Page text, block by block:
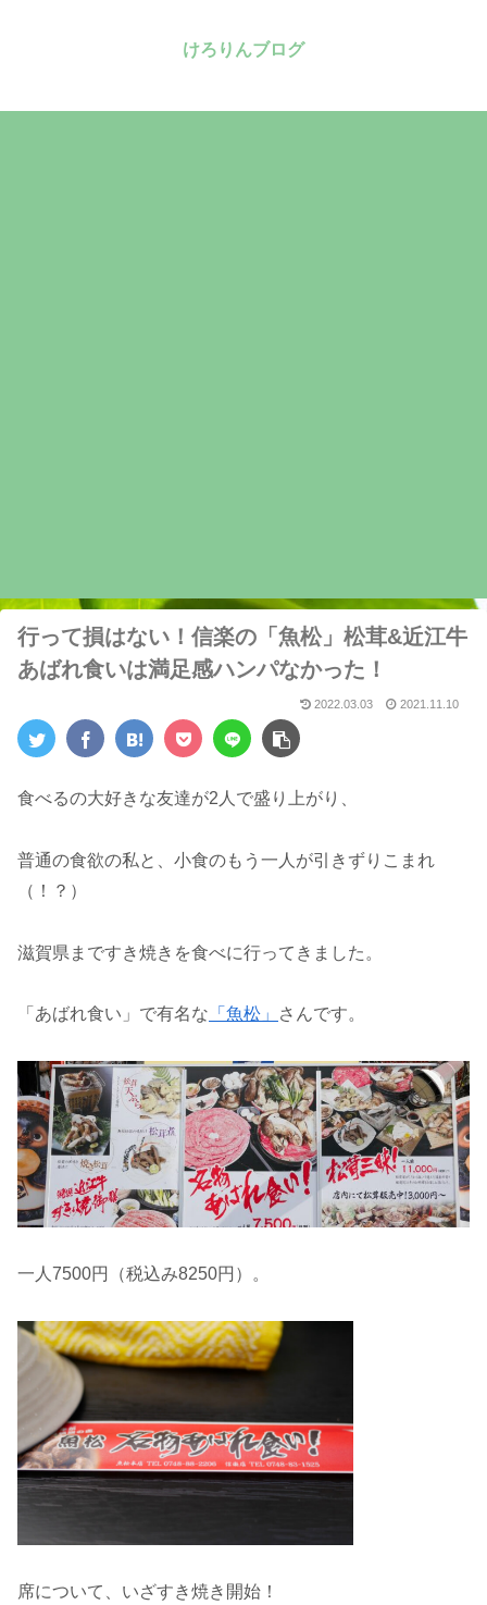
けろりんブログ
行って損はない！信楽の「魚松」松茸&近江牛
あばれ食いは満足感ハンパなかった！
2022.03.03 2021.11.10
食べるの大好きな友達が2人で盛り上がり、
普通の食欲の私と、小食のもう一人が引きずりこまれ
（！？）
滋賀県まですき焼きを食べに行ってきました。
「あばれ食い」で有名な 「魚松」 さんです。
一人7500円（税込み8250円）。
席について、いざすき焼き開始！